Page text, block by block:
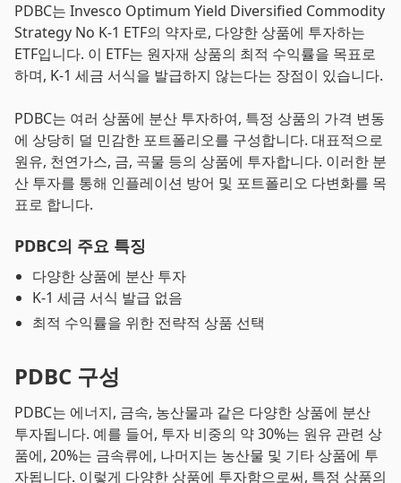
PDBC는 Invesco Optimum Yield Diversified Commodity
Strategy No K-1 ETF의 약자로, 다양한 상품에 투자하는
ETF입니다. 이 ETF는 원자재 상품의 최적 수익률을 목표로
하며, K-1 세금 서식을 발급하지 않는다는 장점이 있습니다.
PDBC는 여러 상품에 분산 투자하여, 특정 상품의 가격 변동
에 상당히 덜 민감한 포트폴리오를 구성합니다. 대표적으로
원유, 천연가스, 금, 곡물 등의 상품에 투자합니다. 이러한 분
산 투자를 통해 인플레이션 방어 및 포트폴리오 다변화를 목
표로 합니다.
PDBC의 주요 특징
다양한 상품에 분산 투자
K-1 세금 서식 발급 없음
최적 수익률을 위한 전략적 상품 선택
PDBC 구성
PDBC는 에너지, 금속, 농산물과 같은 다양한 상품에 분산
투자됩니다. 예를 들어, 투자 비중의 약 30%는 원유 관련 상
품에, 20%는 금속류에, 나머지는 농산물 및 기타 상품에 투
자됩니다. 이렇게 다양한 상품에 투자함으로써, 특정 상품의